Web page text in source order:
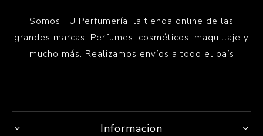
Somos TU Perfumería, la tienda online de las
grandes marcas. Perfumes, cosméticos, maquillaje y
mucho más. Realizamos envíos a todo el país
Informacion